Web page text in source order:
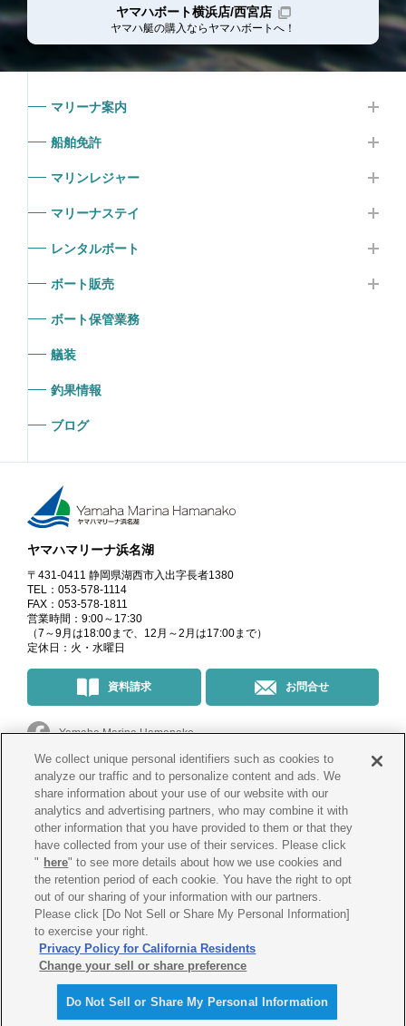
ヤマハボート横浜店/西宮店
ヤマハ艇の購入ならヤマハボート へ！
マリーナ案内
船舶免許
マリンレジャー
マリーナステイ
レンタルボート
ボート販売
ボート保管業務
艤装
釣果情報
ブログ
ヤマハマリーナ浜名湖
〒431-0411 静岡県湖西市入出字長者1380
TEL：053-578-1114
FAX：053-578-1811
営業時間：9:00～17:30
（7～9月は18:00まで、12月～2月は17:00まで）
定休日：火・水曜日
資料請求 お問合せ
Yamaha Marina Hamanako
マリーナ・イベント情報＠yamahamarinahamanako
釣果情報@yamahamarina_hamanako
会社概要 プライバシーポリシー
Cookieポリシー 古物営業法に基づく表示
© Yamaha Marina Co., Ltd.
We collect unique personal identifiers such as cookies to
analyze our traffic and to personalize content and ads. We
share information about your use of our website with our
analytics and advertising partners, who may combine it with
other information that you have provided to them or that they
have collected from your use of their services. Please click
" here" to see more details about how we use cookies and
the retention period of each cookie. You have the right to opt
out of our sharing of your information with our partners.
Please click [Do Not Sell or Share My Personal Information]
to exercise your right.
Privacy Policy for California Residents
Change your sell or share preference
Do Not Sell or Share My Personal Information